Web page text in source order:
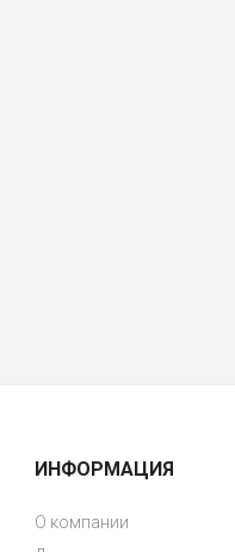
ИНФОРМАЦИЯ
О компании